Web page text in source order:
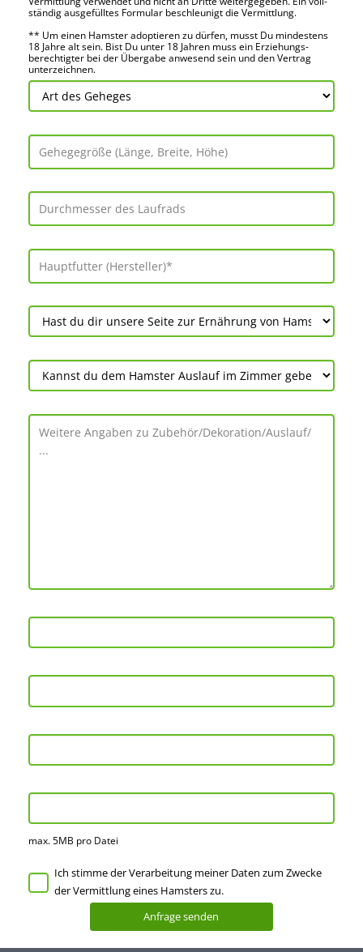
ständig ausge­fülltes Formular beschleu­nigt die Vermitt­lung.
** Um einen Hamster adoptieren zu dürfen, musst Du mindes­tens
18 Jahre alt sein. Bist Du unter 18 Jahren muss ein Erziehungs­
berechtigter bei der Über­gabe anwes­end sein und den Vertrag
unter­zeichnen.
max. 5MB pro Datei
Ich stimme der Verarbeitung meiner Daten zum Zwecke
der Vermittlung eines Hamsters zu.